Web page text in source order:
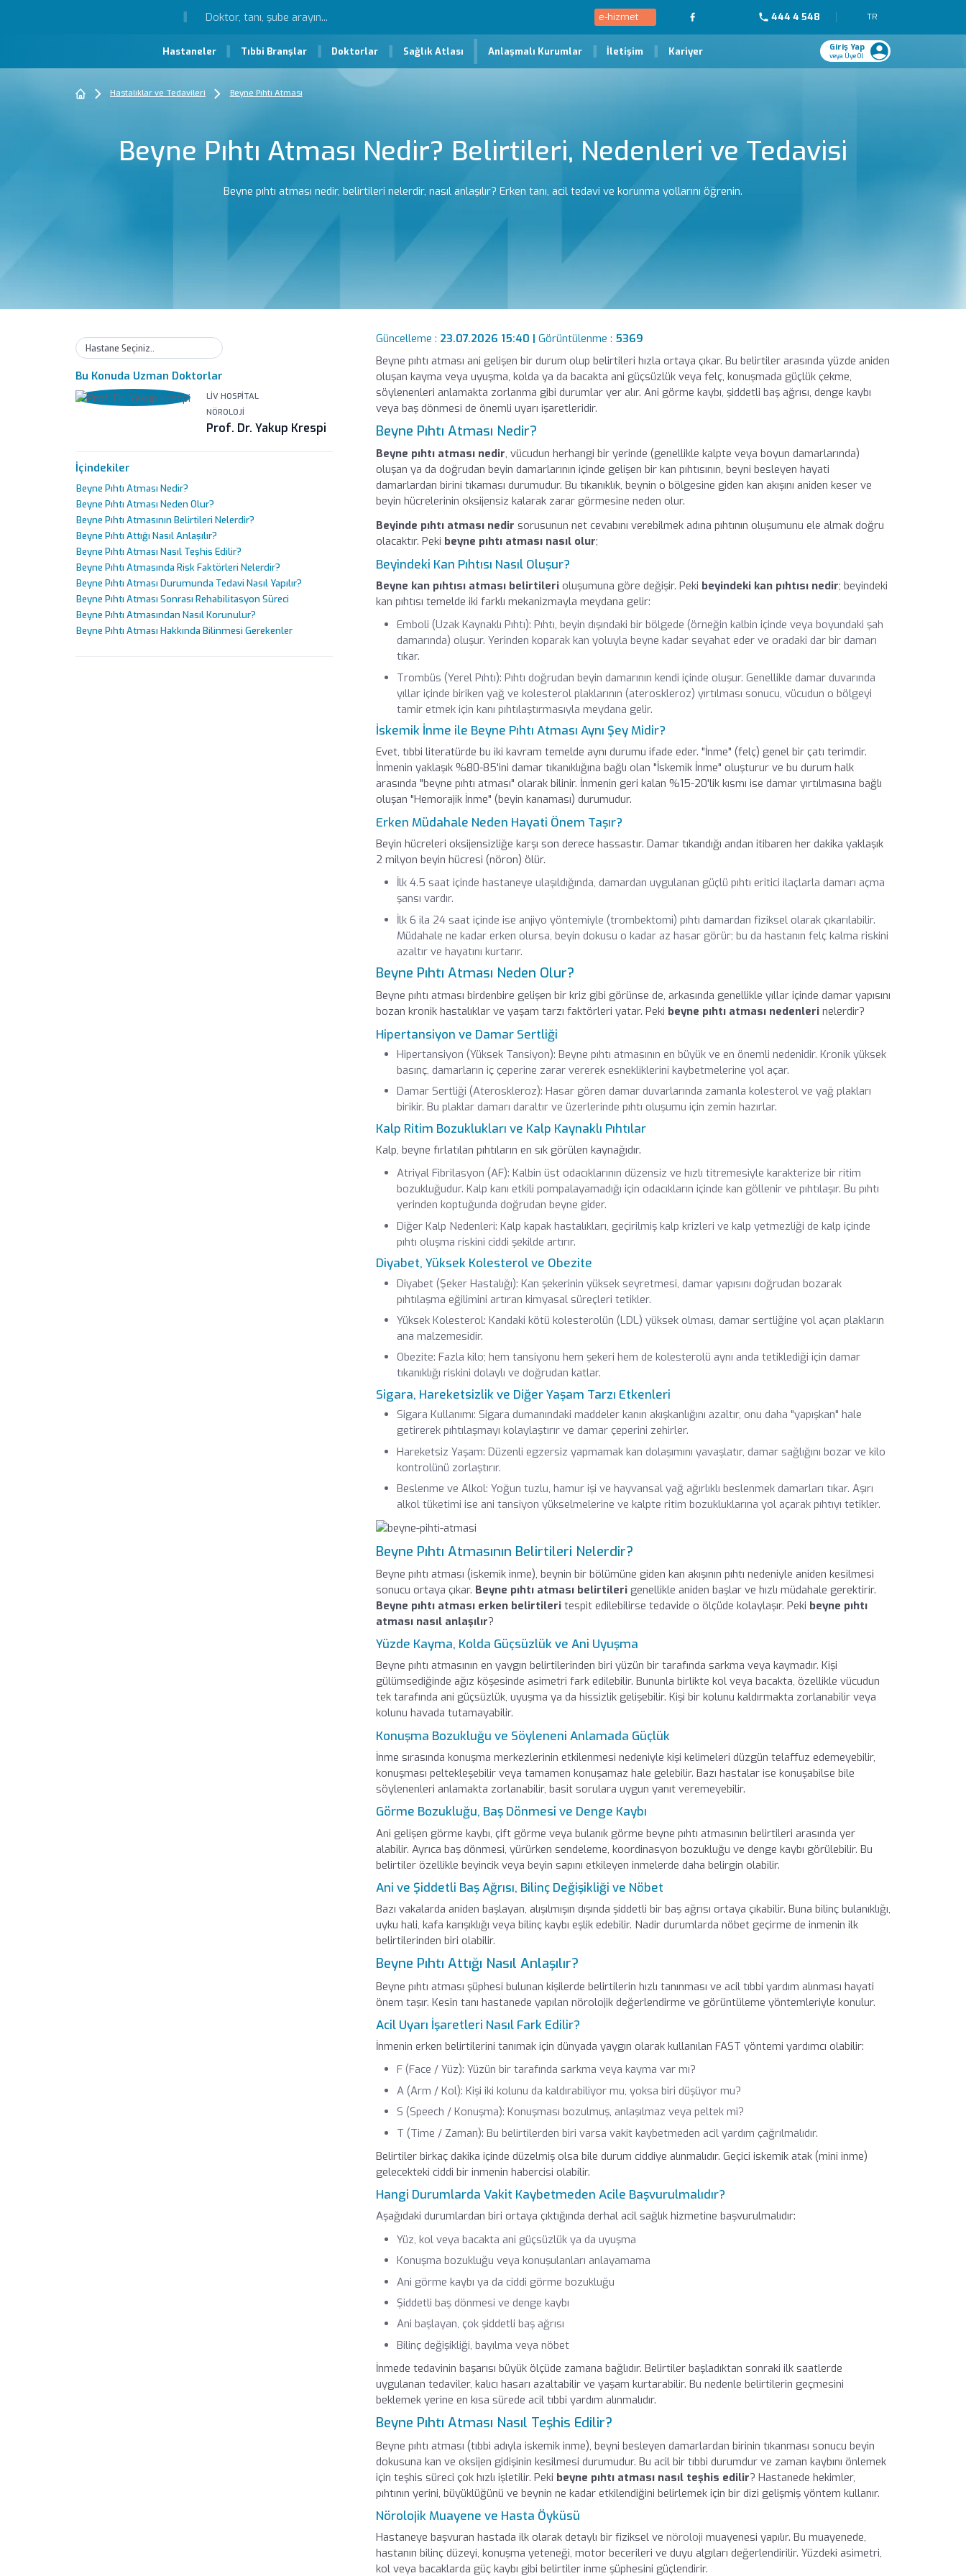
e-hizmet 444 4 548 TR
Hastaneler Tıbbi Branşlar Doktorlar Sağlık Atlası Anlaşmalı Kurumlar İletişim Kariyer Giriş Yap
veya Üye Ol
Hastalıklar ve Tedavileri Beyne Pıhtı Atması
Beyne Pıhtı Atması Nedir? Belirtileri, Nedenleri ve Tedavisi
Beyne pıhtı atması nedir, belirtileri nelerdir, nasıl anlaşılır? Erken tanı, acil tedavi ve korunma yollarını öğrenin.
Hastane Seçiniz..
Bu Konuda Uzman Doktorlar
LIV HOSPITAL
NÖROLOJI
Prof. Dr. Yakup Krespi
İçindekiler
Beyne Pıhtı Atması Nedir?
Beyne Pıhtı Atması Neden Olur?
Beyne Pıhtı Atmasının Belirtileri Nelerdir?
Beyne Pıhtı Attığı Nasıl Anlaşılır?
Beyne Pıhtı Atması Nasıl Teşhis Edilir?
Beyne Pıhtı Atmasında Risk Faktörleri Nelerdir?
Beyne Pıhtı Atması Durumunda Tedavi Nasıl Yapılır?
Beyne Pıhtı Atması Sonrası Rehabilitasyon Süreci
Beyne Pıhtı Atmasından Nasıl Korunulur?
Beyne Pıhtı Atması Hakkında Bilinmesi Gerekenler
Güncelleme : 23.07.2026 15:40 | Görüntülenme : 5369
Beyne pıhtı atması ani gelişen bir durum olup belirtileri hızla ortaya çıkar. Bu belirtiler arasında yüzde aniden
oluşan kayma veya uyuşma, kolda ya da bacakta ani güçsüzlük veya felç, konuşmada güçlük çekme,
söylenenleri anlamakta zorlanma gibi durumlar yer alır. Ani görme kaybı, şiddetli baş ağrısı, denge kaybı
veya baş dönmesi de önemli uyarı işaretleridir.
Beyne Pıhtı Atması Nedir?
Beyne pıhtı atması nedir, vücudun herhangi bir yerinde (genellikle kalpte veya boyun damarlarında)
oluşan ya da doğrudan beyin damarlarının içinde gelişen bir kan pıhtısının, beyni besleyen hayati
damarlardan birini tıkaması durumudur. Bu tıkanıklık, beynin o bölgesine giden kan akışını aniden keser ve
beyin hücrelerinin oksijensiz kalarak zarar görmesine neden olur.
Beyinde pıhtı atması nedir sorusunun net cevabını verebilmek adına pıhtının oluşumunu ele almak doğru
olacaktır. Peki beyne pıhtı atması nasıl olur;
Beyindeki Kan Pıhtısı Nasıl Oluşur?
Beyne kan pıhtısı atması belirtileri oluşumuna göre değişir. Peki beyindeki kan pıhtısı nedir; beyindeki
kan pıhtısı temelde iki farklı mekanizmayla meydana gelir:
Emboli (Uzak Kaynaklı Pıhtı): Pıhtı, beyin dışındaki bir bölgede (örneğin kalbin içinde veya boyundaki şah
damarında) oluşur. Yerinden koparak kan yoluyla beyne kadar seyahat eder ve oradaki dar bir damarı
tıkar.
Trombüs (Yerel Pıhtı): Pıhtı doğrudan beyin damarının kendi içinde oluşur. Genellikle damar duvarında
yıllar içinde biriken yağ ve kolesterol plaklarının (ateroskleroz) yırtılması sonucu, vücudun o bölgeyi
tamir etmek için kanı pıhtılaştırmasıyla meydana gelir.
İskemik İnme ile Beyne Pıhtı Atması Aynı Şey Midir?
Evet, tıbbi literatürde bu iki kavram temelde aynı durumu ifade eder. "İnme" (felç) genel bir çatı terimdir.
İnmenin yaklaşık %80-85'ini damar tıkanıklığına bağlı olan "İskemik İnme" oluşturur ve bu durum halk
arasında "beyne pıhtı atması" olarak bilinir. İnmenin geri kalan %15-20'lik kısmı ise damar yırtılmasına bağlı
oluşan "Hemorajik İnme" (beyin kanaması) durumudur.
Erken Müdahale Neden Hayati Önem Taşır?
Beyin hücreleri oksijensizliğe karşı son derece hassastır. Damar tıkandığı andan itibaren her dakika yaklaşık
2 milyon beyin hücresi (nöron) ölür.
İlk 4.5 saat içinde hastaneye ulaşıldığında, damardan uygulanan güçlü pıhtı eritici ilaçlarla damarı açma
şansı vardır.
İlk 6 ila 24 saat içinde ise anjiyo yöntemiyle (trombektomi) pıhtı damardan fiziksel olarak çıkarılabilir.
Müdahale ne kadar erken olursa, beyin dokusu o kadar az hasar görür; bu da hastanın felç kalma riskini
azaltır ve hayatını kurtarır.
Beyne Pıhtı Atması Neden Olur?
Beyne pıhtı atması birdenbire gelişen bir kriz gibi görünse de, arkasında genellikle yıllar içinde damar yapısını
bozan kronik hastalıklar ve yaşam tarzı faktörleri yatar. Peki beyne pıhtı atması nedenleri nelerdir?
Hipertansiyon ve Damar Sertliği
Hipertansiyon (Yüksek Tansiyon): Beyne pıhtı atmasının en büyük ve en önemli nedenidir. Kronik yüksek
basınç, damarların iç çeperine zarar vererek esnekliklerini kaybetmelerine yol açar.
Damar Sertliği (Ateroskleroz): Hasar gören damar duvarlarında zamanla kolesterol ve yağ plakları
birikir. Bu plaklar damarı daraltır ve üzerlerinde pıhtı oluşumu için zemin hazırlar.
Kalp Ritim Bozuklukları ve Kalp Kaynaklı Pıhtılar
Kalp, beyne fırlatılan pıhtıların en sık görülen kaynağıdır.
Atriyal Fibrilasyon (AF): Kalbin üst odacıklarının düzensiz ve hızlı titremesiyle karakterize bir ritim
bozukluğudur. Kalp kanı etkili pompalayamadığı için odacıkların içinde kan göllenir ve pıhtılaşır. Bu pıhtı
yerinden koptuğunda doğrudan beyne gider.
Diğer Kalp Nedenleri: Kalp kapak hastalıkları, geçirilmiş kalp krizleri ve kalp yetmezliği de kalp içinde
pıhtı oluşma riskini ciddi şekilde artırır.
Diyabet, Yüksek Kolesterol ve Obezite
Diyabet (Şeker Hastalığı): Kan şekerinin yüksek seyretmesi, damar yapısını doğrudan bozarak
pıhtılaşma eğilimini artıran kimyasal süreçleri tetikler.
Yüksek Kolesterol: Kandaki kötü kolesterolün (LDL) yüksek olması, damar sertliğine yol açan plakların
ana malzemesidir.
Obezite: Fazla kilo; hem tansiyonu hem şekeri hem de kolesterolü aynı anda tetiklediği için damar
tıkanıklığı riskini dolaylı ve doğrudan katlar.
Sigara, Hareketsizlik ve Diğer Yaşam Tarzı Etkenleri
Sigara Kullanımı: Sigara dumanındaki maddeler kanın akışkanlığını azaltır, onu daha "yapışkan" hale
getirerek pıhtılaşmayı kolaylaştırır ve damar çeperini zehirler.
Hareketsiz Yaşam: Düzenli egzersiz yapmamak kan dolaşımını yavaşlatır, damar sağlığını bozar ve kilo
kontrolünü zorlaştırır.
Beslenme ve Alkol: Yoğun tuzlu, hamur işi ve hayvansal yağ ağırlıklı beslenmek damarları tıkar. Aşırı
alkol tüketimi ise ani tansiyon yükselmelerine ve kalpte ritim bozukluklarına yol açarak pıhtıyı tetikler.
Beyne Pıhtı Atmasının Belirtileri Nelerdir?
Beyne pıhtı atması (iskemik inme), beynin bir bölümüne giden kan akışının pıhtı nedeniyle aniden kesilmesi
sonucu ortaya çıkar. Beyne pıhtı atması belirtileri genellikle aniden başlar ve hızlı müdahale gerektirir.
Beyne pıhtı atması erken belirtileritespit edilebilirse tedavide o ölçüde kolaylaşır. Peki beyne pıhtı
atması nasıl anlaşılır?
Yüzde Kayma, Kolda Güçsüzlük ve Ani Uyuşma
Beyne pıhtı atmasının en yaygın belirtilerinden biri yüzün bir tarafında sarkma veya kaymadır. Kişi
gülümsediğinde ağız köşesinde asimetri fark edilebilir. Bununla birlikte kol veya bacakta, özellikle vücudun
tek tarafında ani güçsüzlük, uyuşma ya da hissizlik gelişebilir. Kişi bir kolunu kaldırmakta zorlanabilir veya
kolunu havada tutamayabilir.
Konuşma Bozukluğu ve Söyleneni Anlamada Güçlük
İnme sırasında konuşma merkezlerinin etkilenmesi nedeniyle kişi kelimeleri düzgün telaffuz edemeyebilir,
konuşması peltekleşebilir veya tamamen konuşamaz hale gelebilir. Bazı hastalar ise konuşabilse bile
söylenenleri anlamakta zorlanabilir, basit sorulara uygun yanıt veremeyebilir.
Görme Bozukluğu, Baş Dönmesi ve Denge Kaybı
Ani gelişen görme kaybı, çift görme veya bulanık görme beyne pıhtı atmasının belirtileri arasında yer
alabilir. Ayrıca baş dönmesi, yürürken sendeleme, koordinasyon bozukluğu ve denge kaybı görülebilir. Bu
belirtiler özellikle beyincik veya beyin sapını etkileyen inmelerde daha belirgin olabilir.
Ani ve Şiddetli Baş Ağrısı, Bilinç Değişikliği ve Nöbet
Bazı vakalarda aniden başlayan, alışılmışın dışında şiddetli bir baş ağrısı ortaya çıkabilir. Buna bilinç bulanıklığı,
uyku hali, kafa karışıklığı veya bilinç kaybı eşlik edebilir. Nadir durumlarda nöbet geçirme de inmenin ilk
belirtilerinden biri olabilir.
Beyne Pıhtı Attığı Nasıl Anlaşılır?
Beyne pıhtı atması şüphesi bulunan kişilerde belirtilerin hızlı tanınması ve acil tıbbi yardım alınması hayati
önem taşır. Kesin tanı hastanede yapılan nörolojik değerlendirme ve görüntüleme yöntemleriyle konulur.
Acil Uyarı İşaretleri Nasıl Fark Edilir?
İnmenin erken belirtilerini tanımak için dünyada yaygın olarak kullanılan FAST yöntemi yardımcı olabilir:
F (Face / Yüz): Yüzün bir tarafında sarkma veya kayma var mı?
A (Arm / Kol): Kişi iki kolunu da kaldırabiliyor mu, yoksa biri düşüyor mu?
S (Speech / Konuşma): Konuşması bozulmuş, anlaşılmaz veya peltek mi?
T (Time / Zaman): Bu belirtilerden biri varsa vakit kaybetmeden acil yardım çağrılmalıdır.
Belirtiler birkaç dakika içinde düzelmiş olsa bile durum ciddiye alınmalıdır. Geçici iskemik atak (mini inme)
gelecekteki ciddi bir inmenin habercisi olabilir.
Hangi Durumlarda Vakit Kaybetmeden Acile Başvurulmalıdır?
Aşağıdaki durumlardan biri ortaya çıktığında derhal acil sağlık hizmetine başvurulmalıdır:
Yüz, kol veya bacakta ani güçsüzlük ya da uyuşma
Konuşma bozukluğu veya konuşulanları anlayamama
Ani görme kaybı ya da ciddi görme bozukluğu
Şiddetli baş dönmesi ve denge kaybı
Ani başlayan, çok şiddetli baş ağrısı
Bilinç değişikliği, bayılma veya nöbet
İnmede tedavinin başarısı büyük ölçüde zamana bağlıdır. Belirtiler başladıktan sonraki ilk saatlerde
uygulanan tedaviler, kalıcı hasarı azaltabilir ve yaşam kurtarabilir. Bu nedenle belirtilerin geçmesini
beklemek yerine en kısa sürede acil tıbbi yardım alınmalıdır.
Beyne Pıhtı Atması Nasıl Teşhis Edilir?
Beyne pıhtı atması (tıbbi adıyla iskemik inme), beyni besleyen damarlardan birinin tıkanması sonucu beyin
dokusuna kan ve oksijen gidişinin kesilmesi durumudur. Bu acil bir tıbbi durumdur ve zaman kaybını önlemek
için teşhis süreci çok hızlı işletilir. Peki beyne pıhtı atması nasıl teşhis edilir? Hastanede hekimler,
pıhtının yerini, büyüklüğünü ve beynin ne kadar etkilendiğini belirlemek için bir dizi gelişmiş yöntem kullanır.
Nörolojik Muayene ve Hasta Öyküsü
Hastaneye başvuran hastada ilk olarak detaylı bir fiziksel ve nöroloji muayenesi yapılır. Bu muayenede,
hastanın bilinç düzeyi, konuşma yeteneği, motor becerileri ve duyu algıları değerlendirilir. Yüzdeki asimetri,
kol veya bacaklarda güç kaybı gibi belirtiler inme şüphesini güçlendirir.